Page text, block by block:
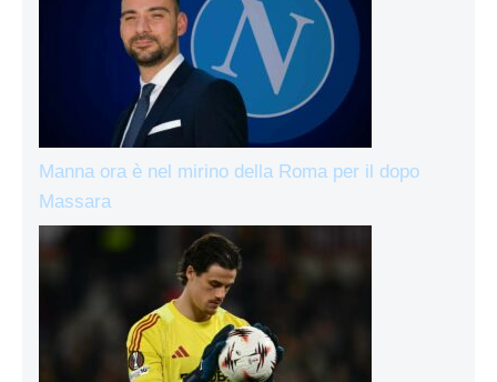
Manna ora è nel mirino della Roma per il dopo
Massara